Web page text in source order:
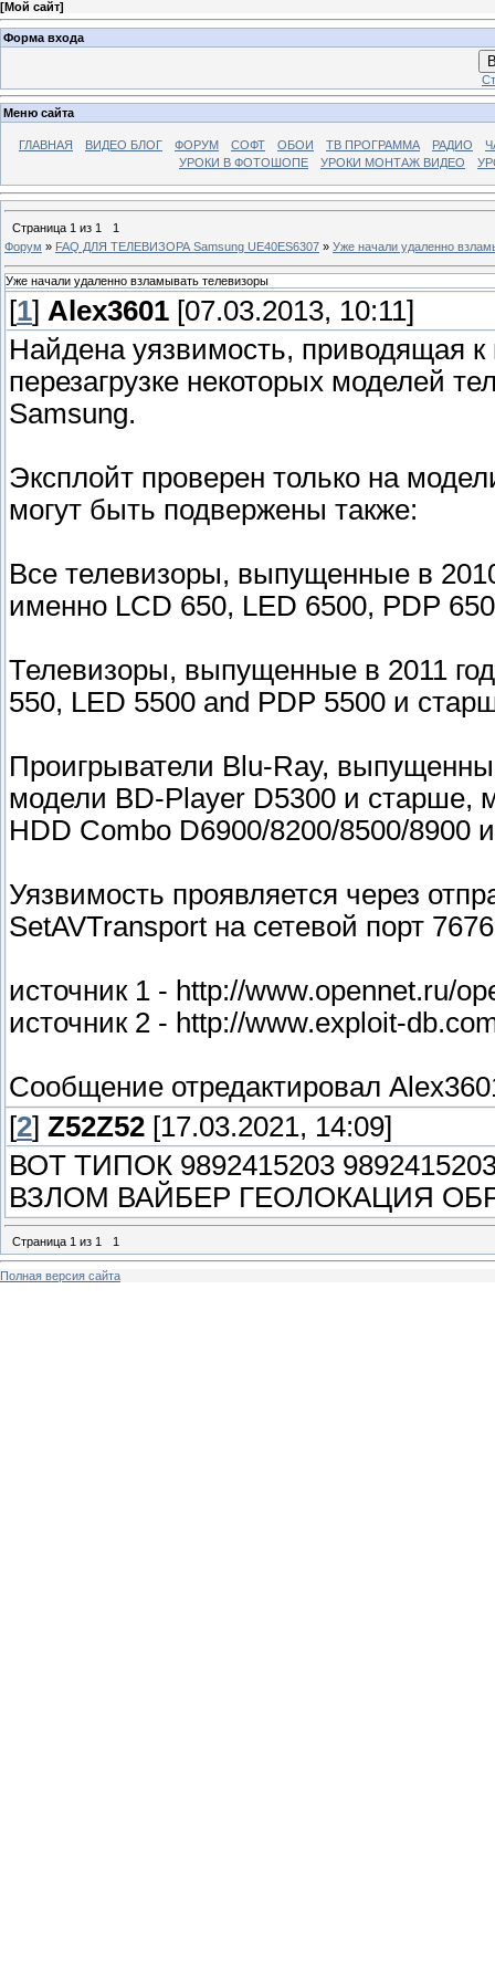
[Мой сайт]
Форма входа
Меню сайта
ГЛАВНАЯ ВИДЕО БЛОГ ФОРУМ СОФТ ОБОИ ТВ ПРОГРАММА РАДИО
УРОКИ В ФОТОШОПЕ
УРОКИ МОНТАЖ ВИДЕО
Страница 1 из 1
1
Форум » FAQ ДЛЯ ТЕЛЕВИЗОРА Samsung UE40ES6307 » Уже начали удаленно
Уже начали удаленно взламывать телевизоры
[1] Alex3601 [07.03.2013, 10:11]
Найдена уязвимость, приводящая
перезагрузке некоторых моделей
Sаmsung.
Эксплойт проверен только на
могут быть подвержены также:
Все телевизоры, выпущенные в
именно LCD 650, LED 6500, PDP
Телевизоры, выпущенные в 2011
550, LED 5500 and PDP 5500 и
Проигрыватели Blu-Ray,
модели BD-Player D5300 и старше,
HDD Combo D6900/8200/8500/8900
Уязвимость проявляется через
SetAVTransport на сетевой порт
источник 1 - http://www.opennet.ru/
источник 2 - http://www.exploit-
Сообщение отредактировал
[2] Z52Z52 [17.03.2021, 14:09]
ВОТ ТИПОК 9892415203
ВЗЛОМ ВАЙБЕР ГЕОЛОКАЦИЯ
Страница 1 из 1 1
Полная версия сайта